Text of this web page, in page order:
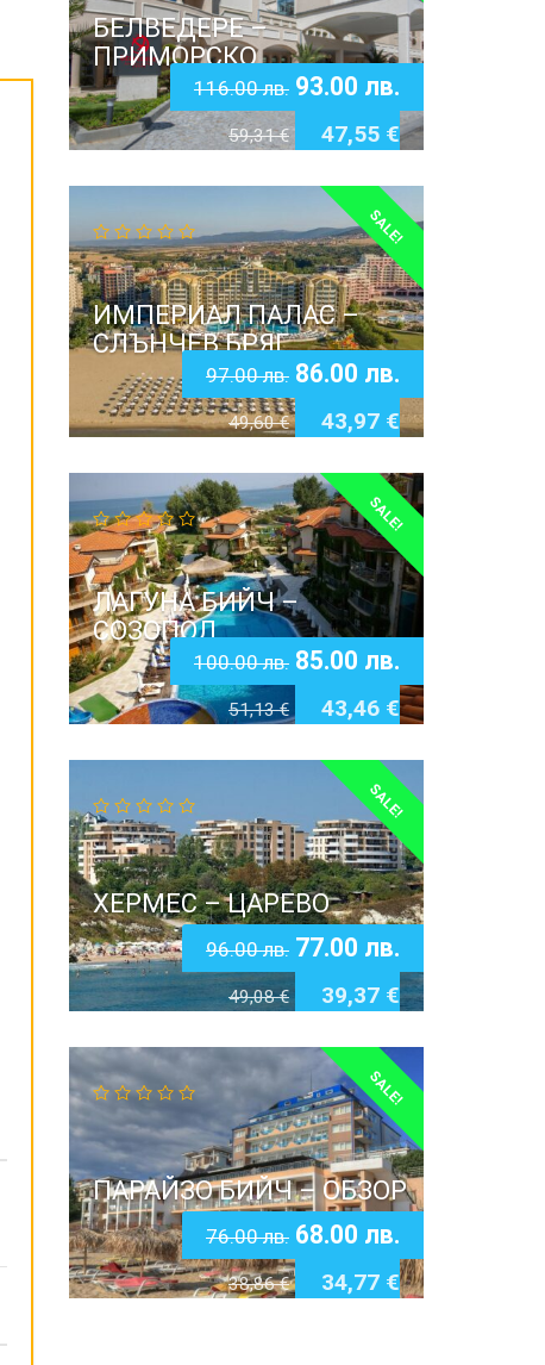
БЕЛВЕДЕРЕ –
ПРИМОРСКО
116.00лв.
59,31€
93.00 лв.
47,55 €
SALE!
ИМПЕРИАЛ ПАЛАС –
СЛЪНЧЕВ БРЯГ
97.00лв.
49,60€
86.00 лв.
43,97 €
SALE!
ЛАГУНА БИЙЧ –
СОЗОПОЛ
100.00лв.
51,13€
85.00 лв.
43,46 €
SALE!
ХЕРМЕС – ЦАРЕВО
96.00лв.
49,08€
77.00 лв.
39,37 €
SALE!
ПАРАЙЗО БИЙЧ – ОБЗОР
76.00лв.
38,86€
68.00 лв.
34,77 €